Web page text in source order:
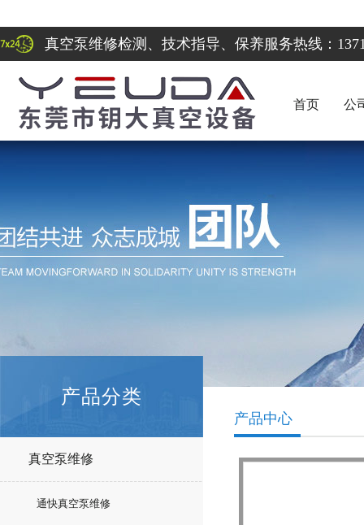
真空泵维修检测、技术指导、保养服务热线：
首页 公
产品分类
真空泵维修
通快真空泵维修
产品中心